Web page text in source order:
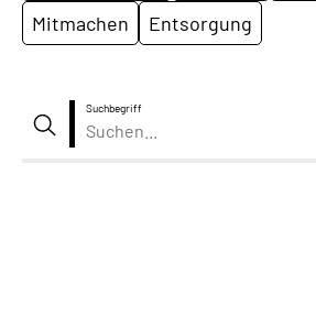
Mitmachen
Entsorgung
Suchbegriff